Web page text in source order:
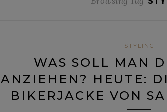
STYLING
WAS SOLL MAN
ANZIEHEN? HEUTE:
BIKERJACKE VON